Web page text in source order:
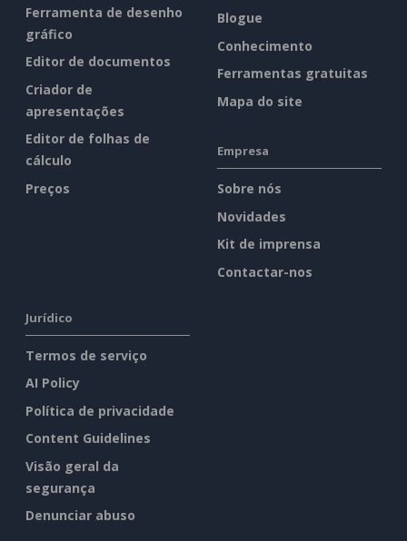
Ferramenta de desenho
gráfico
Editor de documentos
Criador de
apresentações
Editor de folhas de
cálculo
Preços
Blogue
Conhecimento
Ferramentas gratuitas
Mapa do site
Empresa
Sobre nós
Novidades
Kit de imprensa
Contactar-nos
Jurídico
Termos de serviço
AI Policy
Política de privacidade
Content Guidelines
Visão geral da
segurança
Denunciar abuso